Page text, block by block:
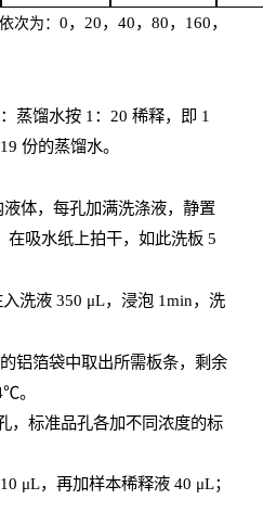
次为： 0，20，40，80，160，
蒸馏水按 1：20 稀释，即 1
19 份的蒸馏水。
体，每孔加满洗涤液，静置
在吸水纸上拍干，如此洗板 5
洗液 350 μL，浸泡 1min，洗
铝箔袋中取出所需板条，剩余
。
，标准品孔各加不同浓度的标
μL，再加样本稀释液 40 μL；